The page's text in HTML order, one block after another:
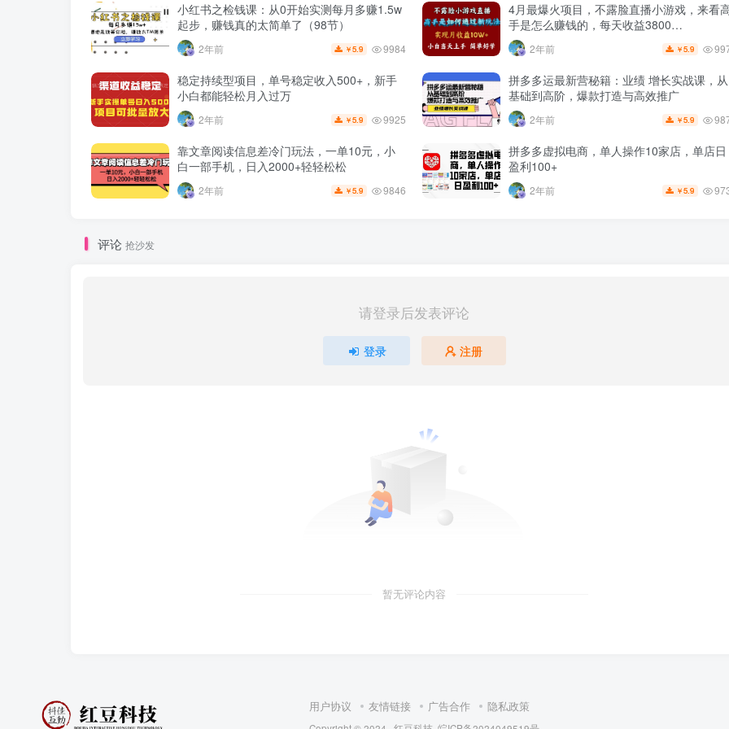
小红书之检钱课：从0开始实测每月多赚1.5w
起步，赚钱真的太简单了（98节）
2年前 ￥5.9 9984
4月最爆火项目，不露脸直播小游戏，来看
手是怎么赚钱的，每天收益3800…
2年前 ￥5.9
稳定持续型项目，单号稳定收入500+，新手
小白都能轻松月入过万
2年前 ￥5.9 9925
拼多多运最新营秘籍：业绩 增长实战课，从
基础到高阶，爆款打造与高效推广
2年前 ￥5.9
靠文章阅读信息差冷门玩法，一单10元，小
白一部手机，日入2000+轻轻松松
2年前 ￥5.9 9846
拼多多虚拟电商，单人操作10家店，单店日
盈利100+
2年前 ￥5.9
评论 抢沙发
请登录后发表评论
登录 注册
暂无评论内容
用户协议 友情链接 广告合作 隐私政策